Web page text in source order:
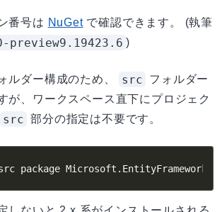
番号は NuGetで確認できます。 (執筆
preview9.19423.6 )
ルダー構成のため、 src
フォルダー
が、ワークスペース直下にプロジェク
src 部分の指定は不要です。
package